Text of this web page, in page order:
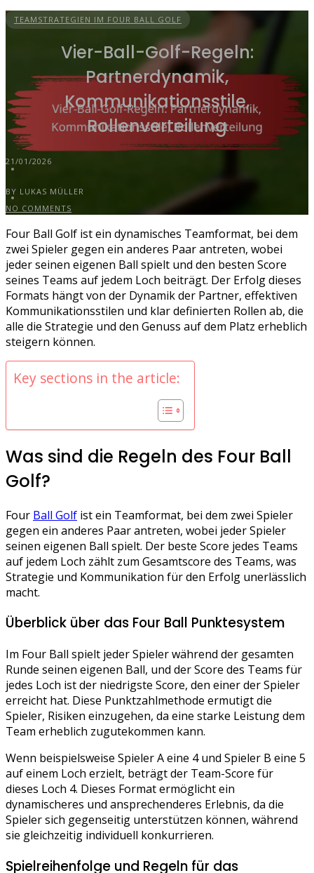
TEAMSTRATEGIEN IM FOUR BALL GOLF
Vier-Ball-Golf-Regeln:
Partnerdynamik,
Kommunikationsstile,
Rollenverteilung
21/01/2026
BY LUKAS MÜLLER
NO COMMENTS
Four Ball Golf ist ein dynamisches Teamformat, bei dem
zwei Spieler gegen ein anderes Paar antreten, wobei
jeder seinen eigenen Ball spielt und den besten Score
seines Teams auf jedem Loch beiträgt. Der Erfolg dieses
Formats hängt von der Dynamik der Partner, effektiven
Kommunikationsstilen und klar definierten Rollen ab, die
alle die Strategie und den Genuss auf dem Platz erheblich
steigern können.
Key sections in the article:
Was sind die Regeln des Four Ball
Golf?
Four Ball Golf ist ein Teamformat, bei dem zwei Spieler
gegen ein anderes Paar antreten, wobei jeder Spieler
seinen eigenen Ball spielt. Der beste Score jedes Teams
auf jedem Loch zählt zum Gesamtscore des Teams, was
Strategie und Kommunikation für den Erfolg unerlässlich
macht.
Überblick über das Four Ball Punktesystem
Im Four Ball spielt jeder Spieler während der gesamten
Runde seinen eigenen Ball, und der Score des Teams für
jedes Loch ist der niedrigste Score, den einer der Spieler
erreicht hat. Diese Punktzahlmethode ermutigt die
Spieler, Risiken einzugehen, da eine starke Leistung dem
Team erheblich zugutekommen kann.
Wenn beispielsweise Spieler A eine 4 und Spieler B eine 5
auf einem Loch erzielt, beträgt der Team-Score für
dieses Loch 4. Dieses Format ermöglicht ein
dynamischeres und ansprechenderes Erlebnis, da die
Spieler sich gegenseitig unterstützen können, während
sie gleichzeitig individuell konkurrieren.
Spielreihenfolge und Regeln für das